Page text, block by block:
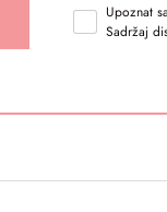
Upoznat
Sadržaj